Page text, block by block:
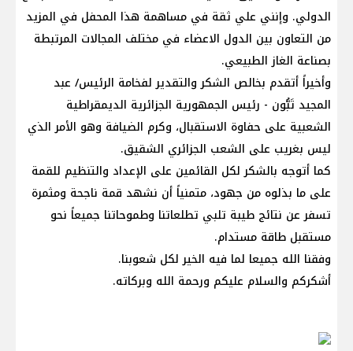
الدولي. وإنني علي ثقة في مساهمة هذا المحفل في المزيد
من التعاون بين الدول الاعضاء في مختلف المجالات المرتبطة
بصناعة الغاز الطبيعي.
وأخيراً أتقدم بخالص الشكر والتقدير لفخامة الرئيس/ عبد
المجيد تَبُّون - رئيس الجمهورية الجزائرية الديمقراطية
الشعبية على حفاوة الاستقبال، وكرم الضيافة وهو الأمر الذي
ليس بغريب على الشعب الجزائري الشقيق.
كما أتوجه بالشكر لكل القائمين على الإعداد والتنظيم للقمة
على ما بذلوه من جهود، متمنياً أن نشهد قمة ناجحة ومثمرة
تسفر عن نتائج طيبة تلبي تطلعاتنا وطموحاتنا جميعاً نحو
مستقبل طاقة مستدام.
وفقنا الله جميعا لما فيه الخير لكل شعوبنا.
أشكركم والسلام عليكم ورحمة الله وبركاته.